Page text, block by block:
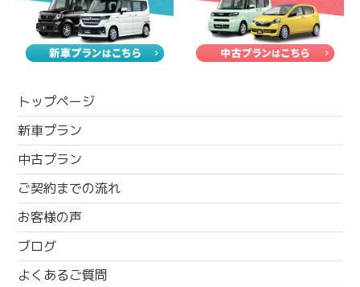
トップページ
新車プラン
中古プラン
ご契約までの流れ
お客様の声
ブログ
よくあるご質問